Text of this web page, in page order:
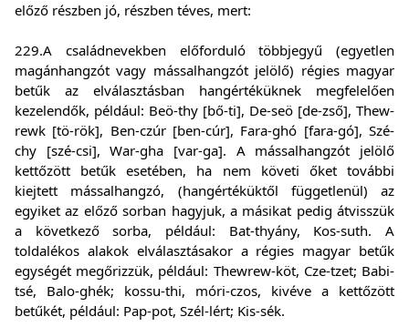
előző részben jó, részben téves, mert:
229.A családnevekben előforduló többjegyű (egyetlen
magánhangzót vagy mássalhangzót jelölő) régies magyar
betűk az elválasztásban hangértéküknek megfelelően
kezelendők, például: Beö-thy [bő-ti], De-seö [de-zső], Thew-
rewk [tö-rök], Ben-czúr [ben-cúr], Fara-ghó [fara-gó], Szé-
chy [szé-csi], War-gha [var-ga]. A mássalhangzót jelölő
kettőzött betűk esetében, ha nem követi őket további
kiejtett mássalhangzó, (hangértéküktől függetlenül) az
egyiket az előző sorban hagyjuk, a másikat pedig átvisszük
a következő sorba, például: Bat-thyány, Kos-suth. A
toldalékos alakok elválasztásakor a régies magyar betűk
egységét megőrizzük, például: Thewrew-köt, Cze-tzet; Babi-
tsé, Balo-ghék; kossu-thi, móri-czos, kivéve a kettőzött
betűkét, például: Pap-pot, Szél-lért; Kis-sék.